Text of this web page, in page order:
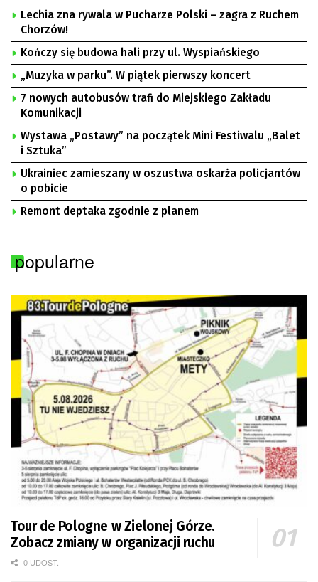
Lechia zna rywala w Pucharze Polski – zagra z Ruchem
Chorzów!
Kończy się budowa hali przy ul. Wyspiańskiego
„Muzyka w parku”. W piątek pierwszy koncert
7 nowych autobusów trafi do Miejskiego Zakładu
Komunikacji
Wystawa „Postawy” na początek Mini Festiwalu „Balet
i Sztuka”
Ukrainiec zamieszany w oszustwa oskarża policjantów
o pobicie
Remont deptaka zgodnie z planem
popularne
Tour de Pologne w Zielonej Górze.
Zobacz zmiany w organizacji ruchu
0 UDOST.